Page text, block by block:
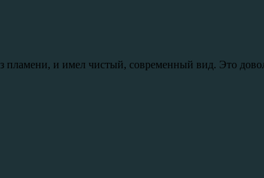
и имел чистый, современный вид. Это